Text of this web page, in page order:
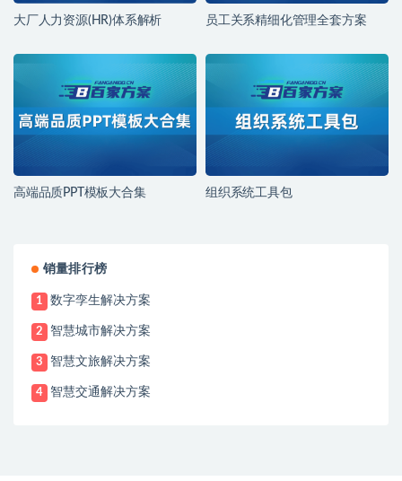
大厂人力资源(HR)体系解析 员工关系精细化管理全套方案
高端品质PPT模板大合集 组织系统工具包
销量排行榜
1 数字孪生解决方案
2 智慧城市解决方案
3 智慧文旅解决方案
4 智慧交通解决方案